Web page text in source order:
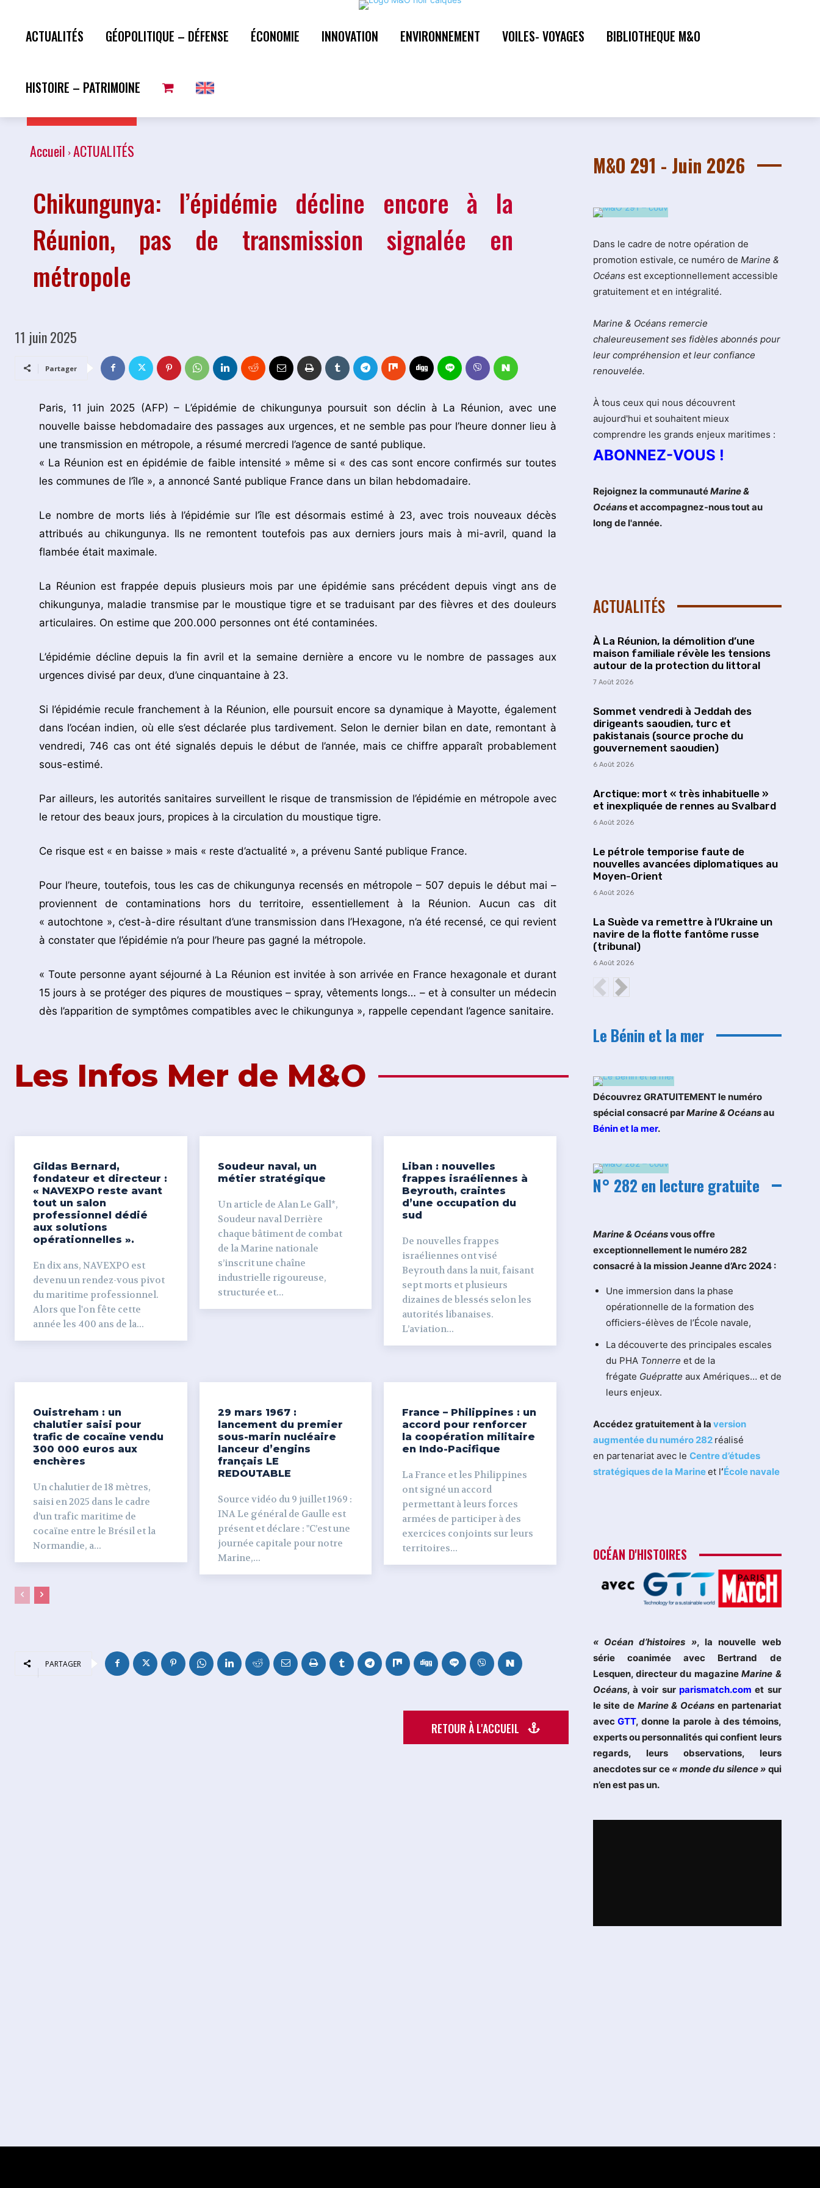
ACTUALITÉS GÉOPOLITIQUE – DÉFENSE ÉCONOMIE INNOVATION ENVIRONNEMENT VOILES- VOYAGES BIBLIOTHEQUE M&O
HISTOIRE – PATRIMOINE
Accueil ACTUALITÉS
Chikungunya: l’épidémie décline encore à la
Réunion, pas de transmission signalée en
métropole
11 juin 2025
Partager
Paris, 11 juin 2025 (AFP) – L’épidémie de chikungunya poursuit son déclin à La Réunion, avec une
nouvelle baisse hebdomadaire des passages aux urgences, et ne semble pas pour l’heure donner lieu à
une transmission en métropole, a résumé mercredi l’agence de santé publique.
« La Réunion est en épidémie de faible intensité » même si « des cas sont encore confirmés sur toutes
les communes de l’île », a annoncé Santé publique France dans un bilan hebdomadaire.
Le nombre de morts liés à l’épidémie sur l’île est désormais estimé à 23, avec trois nouveaux décès
attribués au chikungunya. Ils ne remontent toutefois pas aux derniers jours mais à mi-avril, quand la
flambée était maximale.
La Réunion est frappée depuis plusieurs mois par une épidémie sans précédent depuis vingt ans de
chikungunya, maladie transmise par le moustique tigre et se traduisant par des fièvres et des douleurs
articulaires. On estime que 200.000 personnes ont été contaminées.
L’épidémie décline depuis la fin avril et la semaine dernière a encore vu le nombre de passages aux
urgences divisé par deux, d’une cinquantaine à 23.
Si l’épidémie recule franchement à la Réunion, elle poursuit encore sa dynamique à Mayotte, également
dans l’océan indien, où elle s’est déclarée plus tardivement. Selon le dernier bilan en date, remontant à
vendredi, 746 cas ont été signalés depuis le début de l’année, mais ce chiffre apparaît probablement
sous-estimé.
Par ailleurs, les autorités sanitaires surveillent le risque de transmission de l’épidémie en métropole avec
le retour des beaux jours, propices à la circulation du moustique tigre.
Ce risque est « en baisse » mais « reste d’actualité », a prévenu Santé publique France.
Pour l’heure, toutefois, tous les cas de chikungunya recensés en métropole – 507 depuis le début mai –
proviennent de contaminations hors du territoire, essentiellement à la Réunion. Aucun cas dit
« autochtone », c’est-à-dire résultant d’une transmission dans l’Hexagone, n’a été recensé, ce qui revient
à constater que l’épidémie n’a pour l’heure pas gagné la métropole.
« Toute personne ayant séjourné à La Réunion est invitée à son arrivée en France hexagonale et durant
15 jours à se protéger des piqures de moustiques – spray, vêtements longs… – et à consulter un médecin
dès l’apparition de symptômes compatibles avec le chikungunya », rappelle cependant l’agence sanitaire.
Les Infos Mer de M&O
Gildas Bernard,
fondateur et directeur :
« NAVEXPO reste avant
tout un salon
professionnel dédié
aux solutions
opérationnelles ».
En dix ans, NAVEXPO est
devenu un rendez-vous pivot
du maritime professionnel.
Alors que l'on fête cette
année les 400 ans de la...
Soudeur naval, un
métier stratégique
Un article de Alan Le Gall*,
Soudeur naval Derrière
chaque bâtiment de combat
de la Marine nationale
s’inscrit une chaîne
industrielle rigoureuse,
structurée et...
Liban : nouvelles
frappes israéliennes à
Beyrouth, craintes
d’une occupation du
sud
De nouvelles frappes
israéliennes ont visé
Beyrouth dans la nuit, faisant
sept morts et plusieurs
dizaines de blessés selon les
autorités libanaises.
L’aviation...
Ouistreham : un
chalutier saisi pour
trafic de cocaïne vendu
300 000 euros aux
enchères
Un chalutier de 18 mètres,
saisi en 2025 dans le cadre
d’un trafic maritime de
cocaïne entre le Brésil et la
Normandie, a...
29 mars 1967 :
lancement du premier
sous-marin nucléaire
lanceur d’engins
français LE
REDOUTABLE
Source vidéo du 9 juillet 1969 :
INA Le général de Gaulle est
présent et déclare : "C’est une
journée capitale pour notre
Marine,...
France – Philippines : un
accord pour renforcer
la coopération militaire
en Indo-Pacifique
La France et les Philippines
ont signé un accord
permettant à leurs forces
armées de participer à des
exercices conjoints sur leurs
territoires...
PARTAGER
RETOUR À L'ACCUEIL
M&O 291 - Juin 2026
Dans le cadre de notre opération de
promotion estivale, ce numéro de Marine &
Océans est exceptionnellement accessible
gratuitement et en intégralité.
Marine & Océans remercie
chaleureusement ses fidèles abonnés pour
leur compréhension et leur confiance
renouvelée.
À tous ceux qui nous découvrent
aujourd'hui et souhaitent mieux
comprendre les grands enjeux maritimes :
ABONNEZ-VOUS !
Rejoignez la communautéMarine &
Océanset accompagnez-nous tout au
long de l'année.
ACTUALITÉS
À La Réunion, la démolition d’une
maison familiale révèle les tensions
autour de la protection du littoral
7 Août 2026
Sommet vendredi à Jeddah des
dirigeants saoudien, turc et
pakistanais (source proche du
gouvernement saoudien)
6 Août 2026
Arctique: mort « très inhabituelle »
et inexpliquée de rennes au Svalbard
6 Août 2026
Le pétrole temporise faute de
nouvelles avancées diplomatiques au
Moyen-Orient
6 Août 2026
La Suède va remettre à l’Ukraine un
navire de la flotte fantôme russe
(tribunal)
6 Août 2026
Le Bénin et la mer
Découvrez GRATUITEMENT le numéro
spécial consacré parMarine & Océansau
Bénin et la mer.
N° 282 en lecture gratuite
Marine & Océansvous offre
exceptionnellement le numéro 282
consacré à la mission Jeanne d’Arc 2024 :
Une immersion dans la phase
opérationnelle de la formation des
officiers-élèves de l’École navale,
La découverte des principales escales
du PHA Tonnerre et de la
frégate Guépratte aux Amériques… et de
leurs enjeux.
Accédez gratuitement à la version
augmentée du numéro 282 réalisé
en partenariat avec le Centre d’études
stratégiques de la Marineet l‘École navale
OCÉAN D'HISTOIRES
« Océan d’histoires », la nouvelle web
série coanimée avec Bertrand de
Lesquen, directeur du magazineMarine &
Océans, à voir sur parismatch.com et sur
le site de Marine & Océans en partenariat
avecGTT, donne la parole à des témoins,
experts ou personnalités qui confient leurs
regards, leurs observations, leurs
anecdotes sur ce « monde du silence » qui
n’en est pas un.